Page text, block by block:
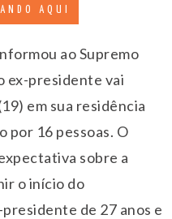
AQUI
ao Supremo
ex-presidente vai
em sua residência
por 16 pessoas. O
sobre a
o início do
de 27 anos e